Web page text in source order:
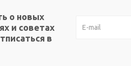
о новых
и советах
в